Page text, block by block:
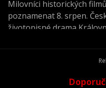
Milovníci historických
poznamenat 8. srpen.
životopisné drama